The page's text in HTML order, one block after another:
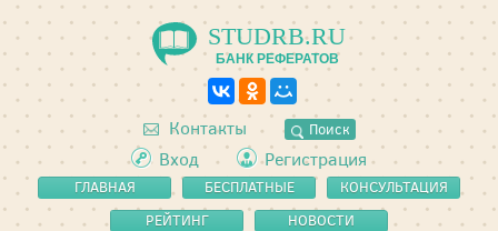
STUDRB.RU
БАНК РЕФЕРАТОВ
Контакты Поиск
Вход Регистрация
ГЛАВНАЯ
БЕСПЛАТНЫЕ
РЕФЕРАТЫ
КОНСУЛЬТАЦИЯ
РЕЙТИНГ
НОВОСТИ